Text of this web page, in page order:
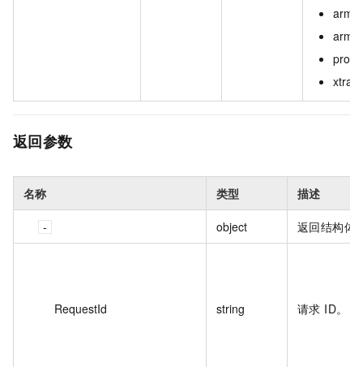
返回参数
名称 类型 描述
object 返回结构体
RequestId string 请求 ID。